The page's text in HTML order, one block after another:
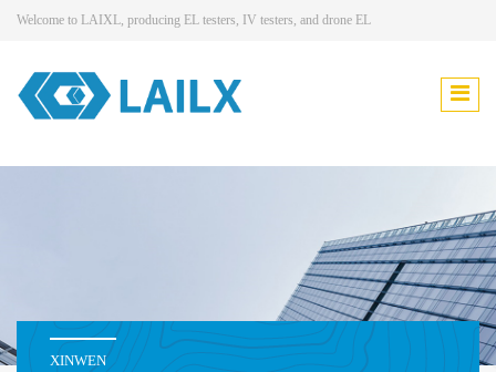
Welcome to LAIXL, producing EL testers, IV testers, and drone EL
XINWEN